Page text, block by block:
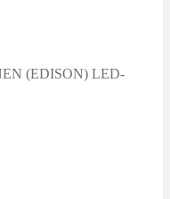
(EDISON) LED-